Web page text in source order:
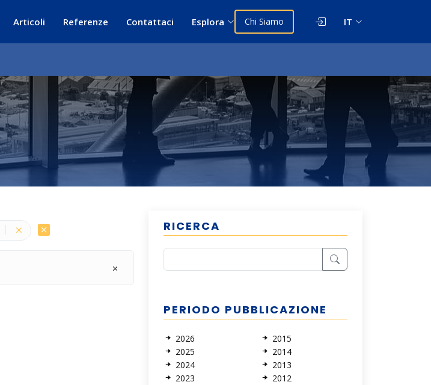
Articoli Referenze Contattaci Esplora Chi Siamo IT
RICERCA
PERIODO PUBBLICAZIONE
2026
2025
2024
2023
2015
2014
2013
2012